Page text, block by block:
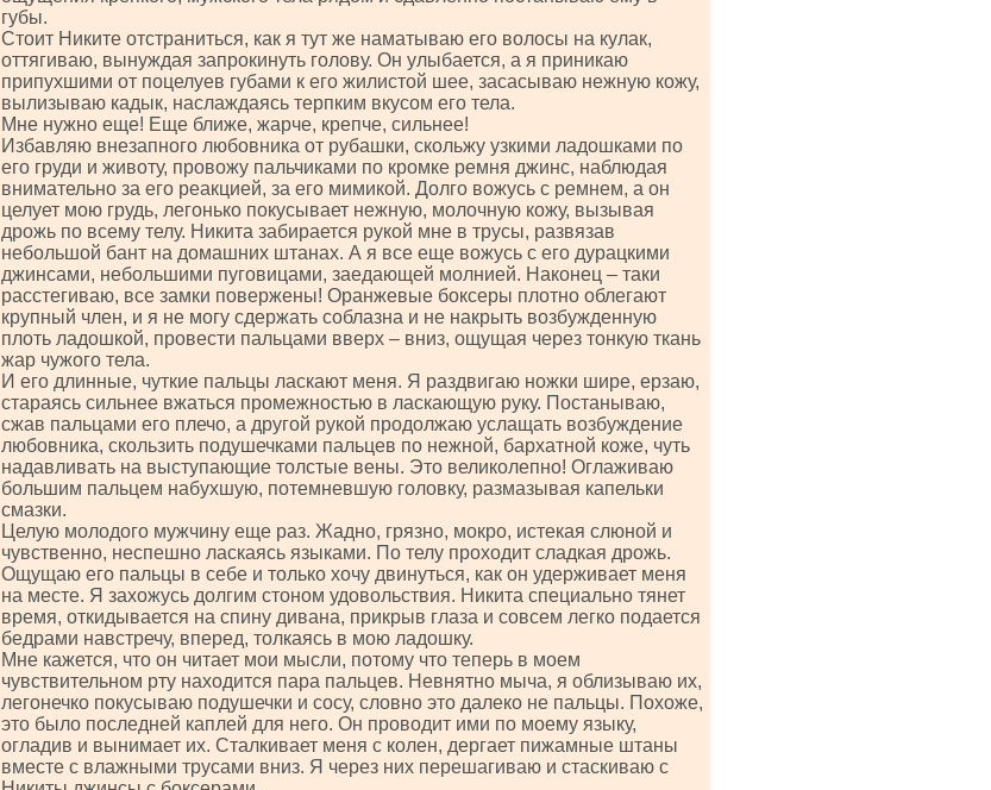
губы.
Стоит Никите отстраниться, как я тут же наматываю его волосы на кулак,
оттягиваю, вынуждая запрокинуть голову. Он улыбается, а я приникаю
припухшими от поцелуев губами к его жилистой шее, засасываю нежную кожу,
вылизываю кадык, наслаждаясь терпким вкусом его тела.
Мне нужно еще! Еще ближе, жарче, крепче, сильнее!
Избавляю внезапного любовника от рубашки, скольжу узкими ладошками по
его груди и животу, провожу пальчиками по кромке ремня джинс, наблюдая
внимательно за его реакцией, за его мимикой. Долго вожусь с ремнем, а он
целует мою грудь, легонько покусывает нежную, молочную кожу, вызывая
дрожь по всему телу. Никита забирается рукой мне в трусы, развязав
небольшой бант на домашних штанах. А я все еще вожусь с его дурацкими
джинсами, небольшими пуговицами, заедающей молнией. Наконец – таки
расстегиваю, все замки повержены! Оранжевые боксеры плотно облегают
крупный член, и я не могу сдержать соблазна и не накрыть возбужденную
плоть ладошкой, провести пальцами вверх – вниз, ощущая через тонкую ткань
жар чужого тела.
И его длинные, чуткие пальцы ласкают меня. Я раздвигаю ножки шире, ерзаю,
стараясь сильнее вжаться промежностью в ласкающую руку. Постанываю,
сжав пальцами его плечо, а другой рукой продолжаю услащать возбуждение
любовника, скользить подушечками пальцев по нежной, бархатной коже, чуть
надавливать на выступающие толстые вены. Это великолепно! Оглаживаю
большим пальцем набухшую, потемневшую головку, размазывая капельки
смазки.
Целую молодого мужчину еще раз. Жадно, грязно, мокро, истекая слюной и
чувственно, неспешно ласкаясь языками. По телу проходит сладкая дрожь.
Ощущаю его пальцы в себе и только хочу двинуться, как он удерживает меня
на месте. Я захожусь долгим стоном удовольствия. Никита специально тянет
время, откидывается на спину дивана, прикрыв глаза и совсем легко подается
бедрами навстречу, вперед, толкаясь в мою ладошку.
Мне кажется, что он читает мои мысли, потому что теперь в моем
чувствительном рту находится пара пальцев. Невнятно мыча, я облизываю их,
легонечко покусываю подушечки и сосу, словно это далеко не пальцы. Похоже,
это было последней каплей для него. Он проводит ими по моему языку,
огладив и вынимает их. Сталкивает меня с колен, дергает пижамные штаны
вместе с влажными трусами вниз. Я через них перешагиваю и стаскиваю с